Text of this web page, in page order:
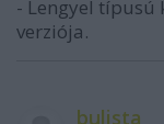
- Lengyel típusú
verziója.
bulista